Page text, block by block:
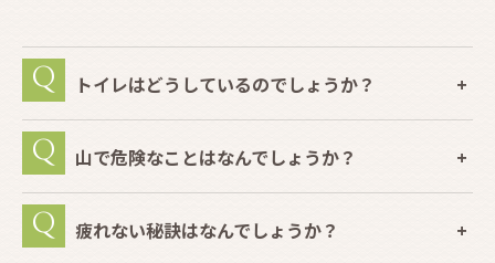
トイレはどうしているのでしょうか？
山で危険なことはなんでしょうか？
疲れない秘訣はなんでしょうか？